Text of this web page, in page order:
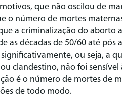
que não oscilou de
o número de mortes
a criminalização do
as décadas de 50/60 até
ou seja, a
clandestino, não foi
é o número de mortes de
de todo modo.